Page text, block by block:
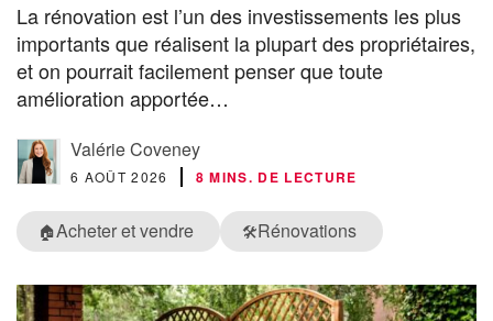
La rénovation est l’un des investissements les plus
importants que réalisent la plupart des propriétaires,
et on pourrait facilement penser que toute
amélioration apportée…
Valérie Coveney
6 AOÛT 2026 8 MINS. DE LECTURE
🏠Acheter et vendre 🛠️Rénovations